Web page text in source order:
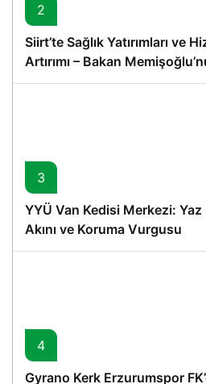
2
Siirt’te Sağlık Yatırımları ve
Artırımı – Bakan
3
YYÜ Van Kedisi Merkezi:
Akını ve Koruma Vurgusu
4
Gyrano Kerk Erzurumspor